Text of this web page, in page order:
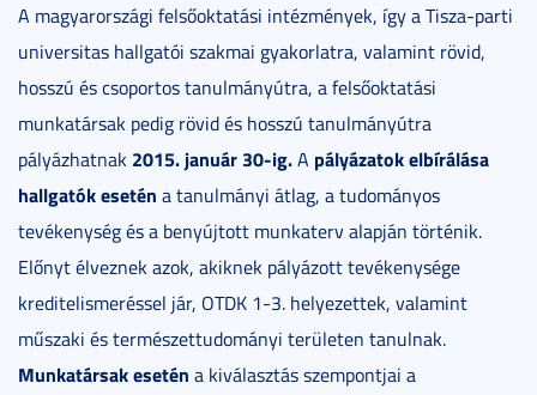
A magyarországi felsőoktatási intézmények, így a Tisza-parti
universitas hallgatói szakmai gyakorlatra, valamint rövid,
hosszú és csoportos tanulmányútra, a felsőoktatási
munkatársak pedig rövid és hosszú tanulmányútra
pályázhatnak 2015. január 30-ig.A pályázatok elbírálása
hallgatók esetén a tanulmányi átlag, a tudományos
tevékenység és a benyújtott munkaterv alapján történik.
Előnyt élveznek azok, akiknek pályázott tevékenysége
kreditelismeréssel jár, OTDK 1-3. helyezettek, valamint
műszaki és természettudományi területen tanulnak.
Munkatársak esetén a kiválasztás szempontjai a